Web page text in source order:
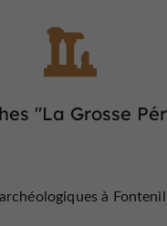
"La Grosse
à